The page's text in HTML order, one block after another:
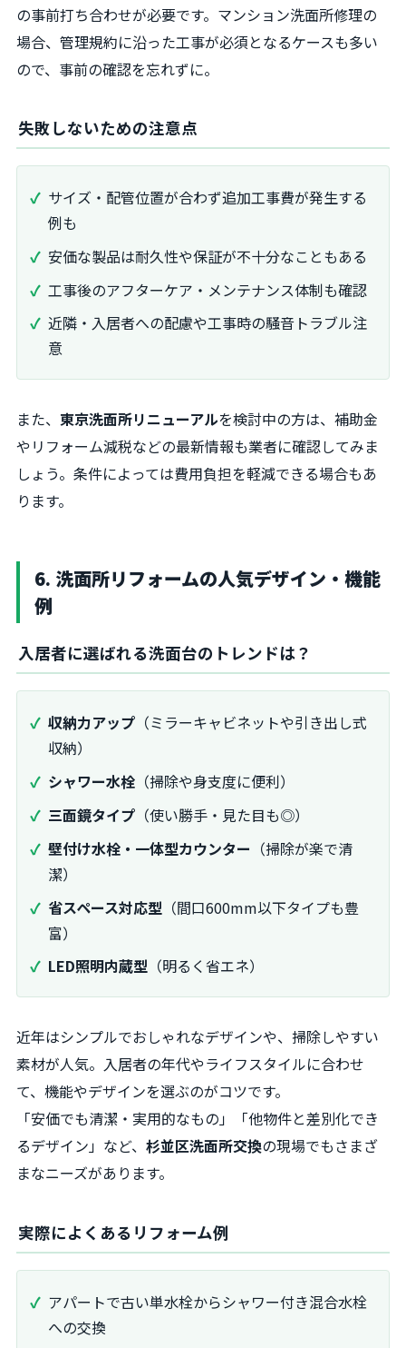
の事前打ち合わせが必要です。マンション洗面所修理の
場合、管理規約に沿った工事が必須となるケースも多い
ので、事前の確認を忘れずに。
失敗しないための注意点
サイズ・配管位置が合わず追加工事費が発生する
例も
安価な製品は耐久性や保証が不十分なこともある
工事後のアフターケア・メンテナンス体制も確認
近隣・入居者への配慮や工事時の騒音トラブル注
意
また、 東京洗面所リニューアルを検討中の方は、補助金
やリフォーム減税などの最新情報も業者に確認してみま
しょう。条件によっては費用負担を軽減できる場合もあ
ります。
6. 洗面所リフォームの人気デザイン・機能
例
入居者に選ばれる洗面台のトレンドは？
収納力アップ （ミラーキャビネットや引き出し式
収納）
シャワー水栓 （掃除や身支度に便利）
三面鏡タイプ （使い勝手・見た目も◎）
壁付け水栓・一体型カウンター （掃除が楽で清
潔）
省スペース対応型 （間口600mm以下タイプも豊
富）
LED照明内蔵型 （明るく省エネ）
近年はシンプルでおしゃれなデザインや、掃除しやすい
素材が人気。入居者の年代やライフスタイルに合わせ
て、機能やデザインを選ぶのがコツです。
「安価でも清潔・実用的なもの」「他物件と差別化でき
るデザイン」など、 杉並区洗面所交換の現場でもさまざ
まなニーズがあります。
実際によくあるリフォーム例
アパートで古い単水栓からシャワー付き混合水栓
への交換